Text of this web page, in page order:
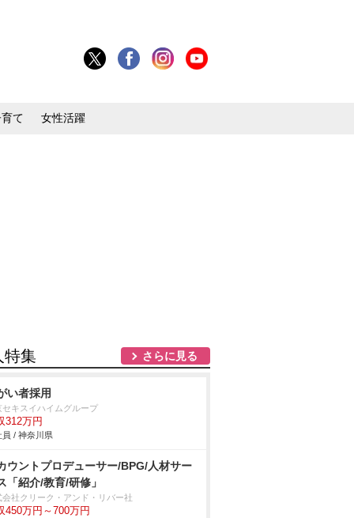
て 女性活躍
特集 さらに見る
い者採用
セキスイハイムグループ
312万円
員 / 神奈川県
ウントプロデューサー/BPG/人材サー
「紹介/教育/研修」
会社クリーク・アンド・リバー社
450万円～700万円